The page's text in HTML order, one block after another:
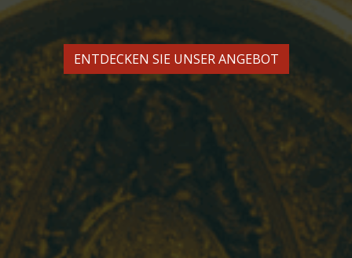
ENTDECKEN SIE UNSER ANGEBOT